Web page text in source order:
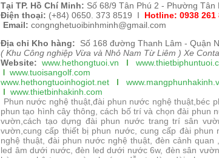
Tại TP. Hồ Chí Minh: Số 68/9 Tân Phú 2 - Phường
Điện thoại: (+84) 0650. 373 8519 I Hotline: 0938 261
Email: congnghetuoibinhminh@gmail.com
Địa chỉ Kho hàng: Số 168 đường Thanh Lâm - Quận
( Khu Công nghiệp Vừa và Nhỏ Nam Từ Liêm ) Xe
Website: www.hethongtuoi.vn I
l www.tuoisangolf. com
www.hethongtuoinhogiot.net
I
I www.thietbinhakinh.com
Phun nước nghệ thuật,đài phun nước nghệ thuật,béc
phun tạo hình cây thông, cách bố trí và chọn đài phun
vườn,cách tạo dựng đài phun nước trang trí sân
vườn,cung cấp thiết bị phun nước, cung cấp đài
nghệ thuật, đài phun nước nghệ thuật, đèn cảnh
led âm dưới nước, đèn led dưới nước 6w, đèn sân